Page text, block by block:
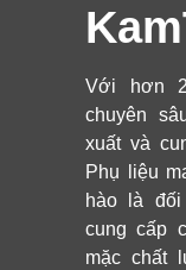
Với hơn
chuyên
xuất và
Phụ liệu
hào là
cung cấp
mặc chất